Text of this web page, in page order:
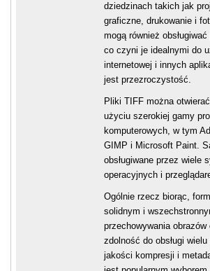
dziedzinach takich jak
graficzne, drukowanie i
mogą również
co czyni je idealnymi do
internetowej i innych
jest przezroczystość.
Pliki TIFF można
użyciu szerokiej gamy
komputerowych, w tym
GIMP i Microsoft Paint.
obsługiwane przez wiele
operacyjnych i
Ogólnie rzecz biorąc,
solidnym i
przechowywania
zdolność do obsługi
jakości kompresji i